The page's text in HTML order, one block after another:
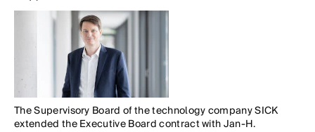
The Supervisory Board of the technology company SICK
extended the Executive Board contract with Jan-H.